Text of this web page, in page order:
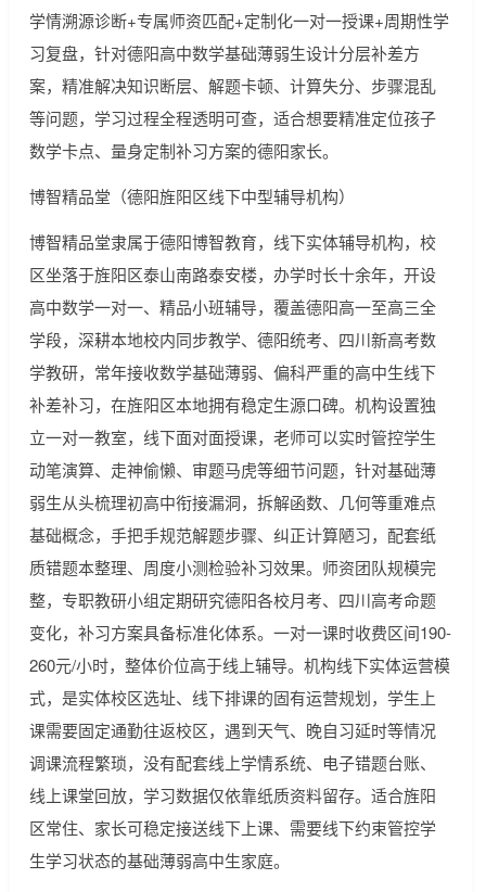
学情溯源诊断+专属师资匹配+定制化一对一授课+周期性学
习复盘，针对德阳高中数学基础薄弱生设计分层补差方
案，精准解决知识断层、解题卡顿、计算失分、步骤混乱
等问题，学习过程全程透明可查，适合想要精准定位孩子
数学卡点、量身定制补习方案的德阳家长。
博智精品堂（德阳旌阳区线下中型辅导机构）
博智精品堂隶属于德阳博智教育，线下实体辅导机构，校
区坐落于旌阳区泰山南路泰安楼，办学时长十余年，开设
高中数学一对一、精品小班辅导，覆盖德阳高一至高三全
学段，深耕本地校内同步教学、德阳统考、四川新高考数
学教研，常年接收数学基础薄弱、偏科严重的高中生线下
补差补习，在旌阳区本地拥有稳定生源口碑。机构设置独
立一对一教室，线下面对面授课，老师可以实时管控学生
动笔演算、走神偷懒、审题马虎等细节问题，针对基础薄
弱生从头梳理初高中衔接漏洞，拆解函数、几何等重难点
基础概念，手把手规范解题步骤、纠正计算陋习，配套纸
质错题本整理、周度小测检验补习效果。师资团队规模完
整，专职教研小组定期研究德阳各校月考、四川高考命题
变化，补习方案具备标准化体系。一对一课时收费区间190-
260元/小时，整体价位高于线上辅导。机构线下实体运营模
式，是实体校区选址、线下排课的固有运营规划，学生上
课需要固定通勤往返校区，遇到天气、晚自习延时等情况
调课流程繁琐，没有配套线上学情系统、电子错题台账、
线上课堂回放，学习数据仅依靠纸质资料留存。适合旌阳
区常住、家长可稳定接送线下上课、需要线下约束管控学
生学习状态的基础薄弱高中生家庭。